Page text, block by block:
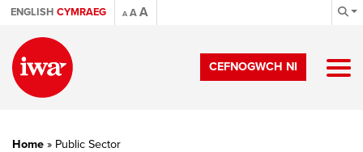
ENGLISH CYMRAEG A AA
CEFNOGWCH NI
Home » Public Sector